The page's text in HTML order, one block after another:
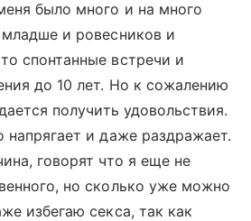
было много и на много
и ровесников и
спонтанные встречи и
до 10 лет. Но к сожалению
получить удовольствия.
напрягает и даже раздражает.
говорят что я еще не
но сколько уже можно
избегаю секса, так как